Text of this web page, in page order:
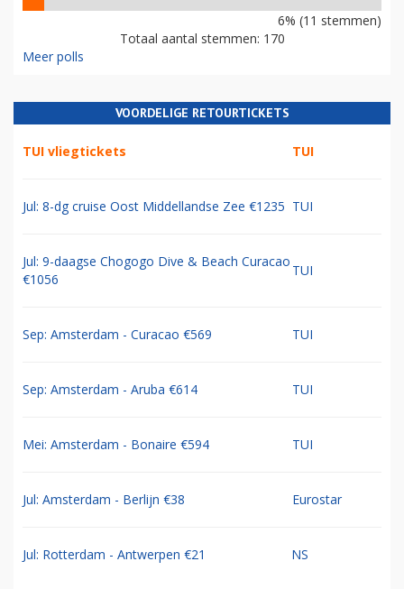
6% (11 stemmen)
Totaal aantal stemmen: 170
Meer polls
VOORDELIGE RETOURTICKETS
TUI vliegtickets TUI
Jul: 8-dg cruise Oost Middellandse Zee €1235 TUI
Jul: 9-daagse Chogogo Dive & Beach Curacao
€1056
TUI
Sep: Amsterdam - Curacao €569 TUI
Sep: Amsterdam - Aruba €614 TUI
Mei: Amsterdam - Bonaire €594 TUI
Jul: Amsterdam - Berlijn €38 Eurostar
Jul: Rotterdam - Antwerpen €21 NS